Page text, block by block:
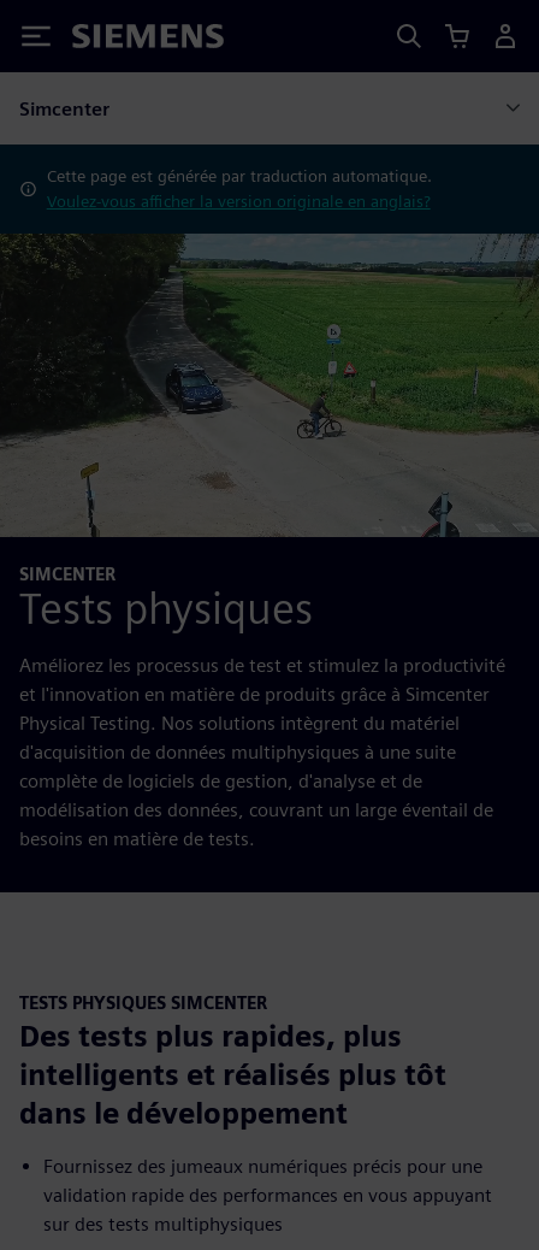
Siemens
Simcenter
Cette page est générée par traduction automatique.
Voulez-vous afficher la version originale en anglais?
SIMCENTER
Tests physiques
Améliorez les processus de test et stimulez la productivité
et l'innovation en matière de produits grâce à Simcenter
Physical Testing. Nos solutions intègrent du matériel
d'acquisition de données multiphysiques à une suite
complète de logiciels de gestion, d'analyse et de
modélisation des données, couvrant un large éventail de
besoins en matière de tests.
TESTS PHYSIQUES SIMCENTER
Des tests plus rapides, plus
intelligents et réalisés plus tôt
dans le développement
Fournissez des jumeaux numériques précis pour une
validation rapide des performances en vous appuyant
sur des tests multiphysiques